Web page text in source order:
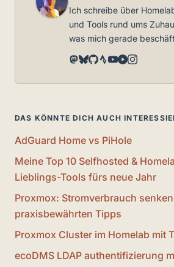
Ich schreibe über
und Tools rund ums
was mich gerade
DAS KÖNNTE DICH AUCH
AdGuard Home vs PiHole
Meine Top 10 Selfhosted &
Lieblings-Tools fürs neue Jahr
Proxmox: Stromverbrauch
praxisbewährten Tipps
Proxmox Cluster im Homelab mit
ecoDMS LDAP authentifizierung